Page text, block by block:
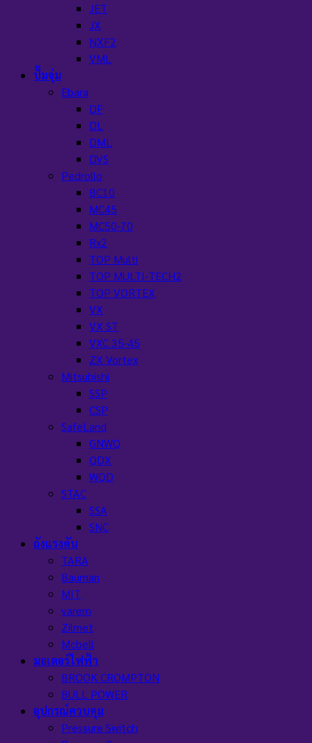
JET
JX
NXF2
VML
ปั๊มจุ่ม
Ebara
DF
DL
DML
DVS
Pedrollo
BC10
MC45
MC50-70
Rx2
TOP Multi
TOP MULTI-TECH2
TOP VORTEX
VX
VX ST
VXC 35-45
ZX Vortex
Mitsubishi
SSP
CSP
SafeLand
GNWQ
QDX
WQD
STAC
SSA
SNC
ถังแรงดัน
TARA
Bauman
MIT
varem
Zilmet
Mcbell
มอเตอร์ไฟฟ้า
BROOK CROMPTON
BULL POWER
อุปกรณ์ควบคุม
Pressure Switch